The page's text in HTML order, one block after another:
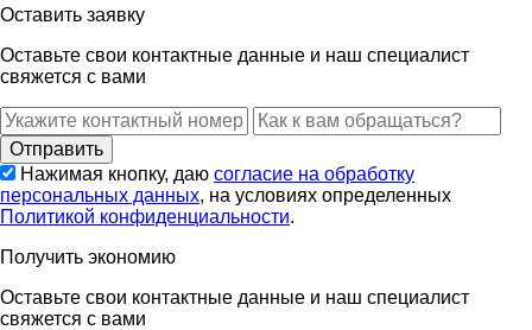
Оставить заявку
Оставьте свои контактные данные и наш специалист
свяжется с вами
Нажимая кнопку, даю согласие на обработку
персональных данных, на условиях определенных
Политикой конфиденциальности.
Получить экономию
Оставьте свои контактные данные и наш специалист
свяжется с вами